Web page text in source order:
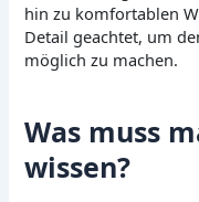
hin zu komfortablen
Detail geachtet, um
möglich zu machen.
Was muss
wissen?